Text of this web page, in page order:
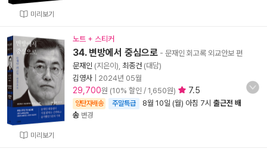
미리보기
미리보기
노트 + 스티커
34. 변방에서 중심으로 - 문재인 회고록 외교안보 편
문재인 (지은이), 최종건 (대담)
김영사
2024년 05월
29,700원 (10% 할인 / 1,650원) 7.5
양탄자배송 주말특급 8월 10일 (월) 아침 7시 출근전 배
송 변경